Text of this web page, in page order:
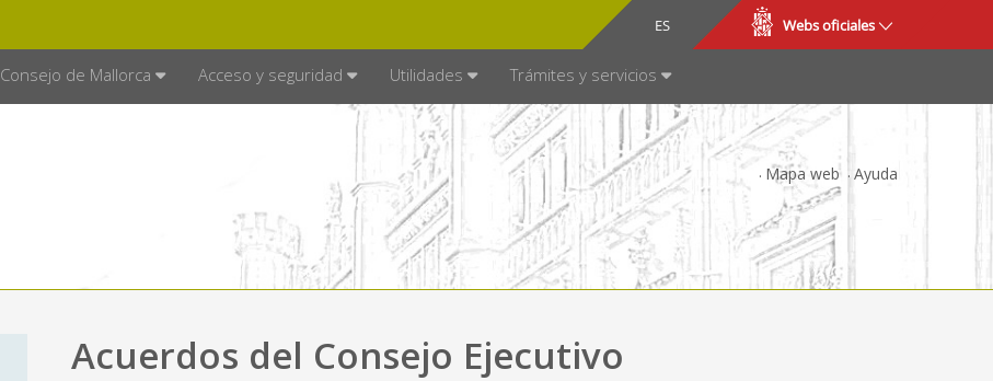
ES
CA Webs oficiales
Consejo de Mallorca Acceso y seguridad Utilidades Trámites y servicios
Mapa web Ayuda
Acuerdos del Consejo Ejecutivo